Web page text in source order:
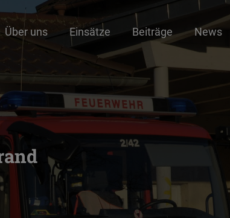
Über uns Einsätze Beiträge News